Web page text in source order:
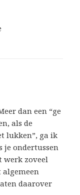
dan een “ge
als de
lukken”, ga ik
je ondertussen
werk zoveel
daarover